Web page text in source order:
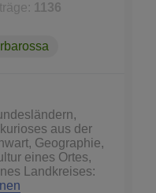
1136
aus der
Geographie,
eines Ortes,
Landkreises: